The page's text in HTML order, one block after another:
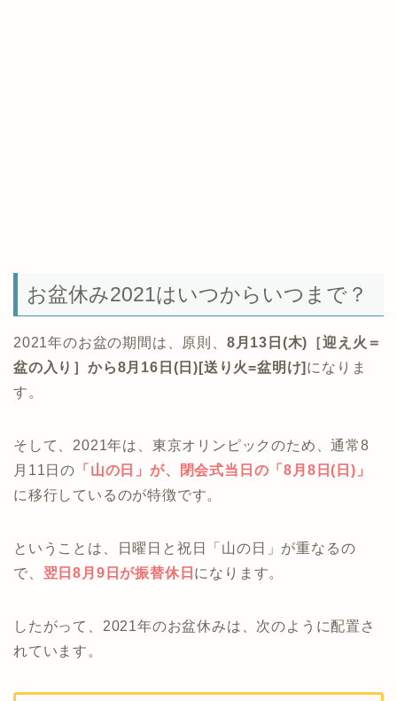
お盆休み2021はいつからいつまで？
2021年のお盆の期間は、原則、 8月13日(木)［迎え火＝
盆の入り］から8月16日(日)[送り火=盆明け] になりま
す。
そして、2021年は、東京オリンピックのため、通常8
月11日の 「 山の日」が、閉会式当日の 「8月8日(日)」
に移行しているのが特徴です。
ということは、日曜日と祝日「山の日」が重なるの
で、 翌日8月9日が振替休日 になります。
したがって、2021年のお盆休みは、次のように配置さ
れています。